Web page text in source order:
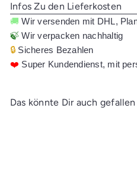
Infos Zu den Lieferkosten
🚚 Wir versenden mit DHL,
🍃 Wir verpacken nachhaltig
🔒 Sicheres Bezahlen
❤️ Super Kundendienst, mit
Das könnte Dir auch gefallen